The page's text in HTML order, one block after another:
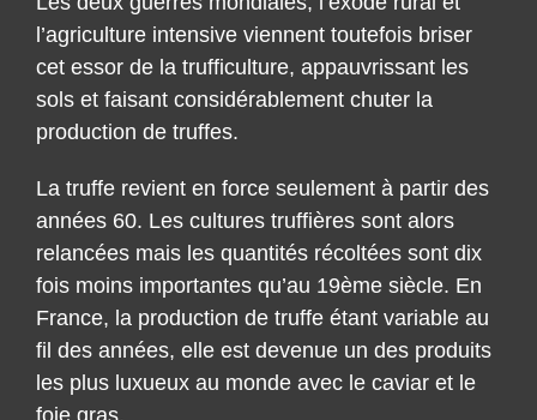
l’agriculture intensive viennent toutefois briser
cet essor de la trufficulture, appauvrissant les
sols et faisant considérablement chuter la
production de truffes.
années 60. Les cultures truffières sont alors
relancées mais les quantités récoltées sont dix
fois moins importantes qu’au 19ème siècle. En
France, la production de truffe étant variable au
fil des années, elle est devenue un des produits
les plus luxueux au monde avec le caviar et le
foie gras.